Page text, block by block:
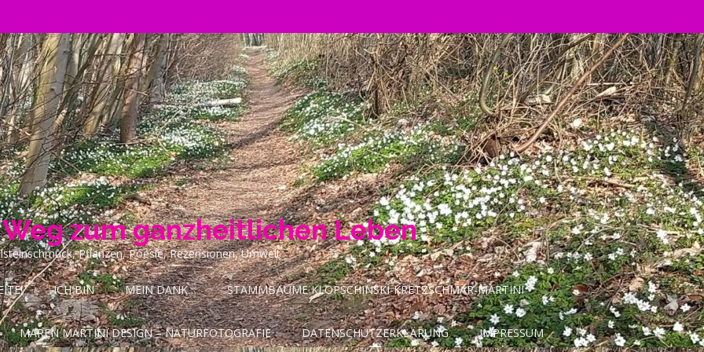
zum ganzheitlichen Leben
Pflanzen, Poesie, Rezensionen, Umwelt
ICH BIN MEIN DANK… STAMMBÄUME KLOPSCHINSKI-KRETZSCHMAR-MARTINI
MAREN MARTINI DESIGN – NATURFOTOGRAFIE DATENSCHUTZERKLÄRUNG IMPRESSUM